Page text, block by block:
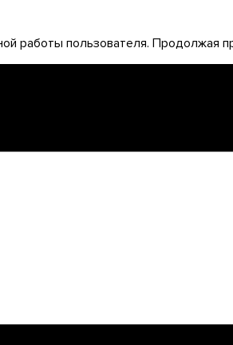
работы пользователя. Продолжая